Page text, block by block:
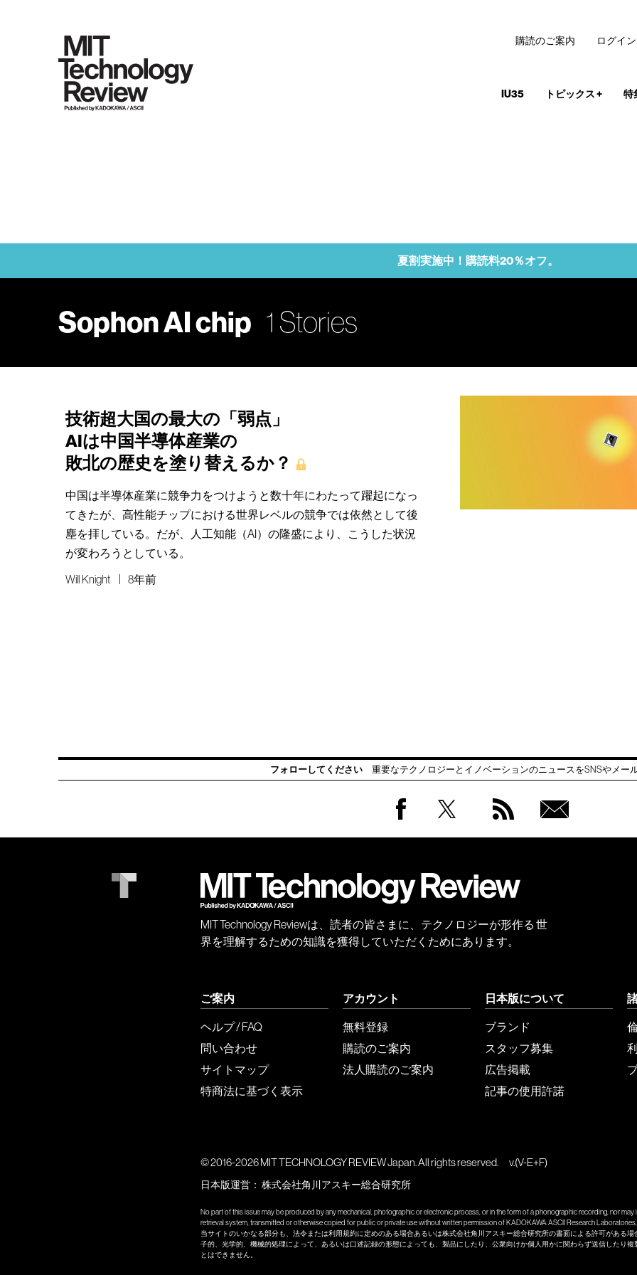
IU35 トピックス+ 特
購読のご案内 ログイン
夏割実施中！購読料20％オフ。
Sophon AI chip 1 Stories
技術超大国の最大の「弱点」
AIは中国半導体産業の
敗北の歴史を塗り替えるか？
中国は半導体産業に競争力をつけようと数十年にわたって躍起になっ
てきたが、高性能チップにおける世界レベルの競争では依然として後
塵を拝している。だが、人工知能（AI）の隆盛により、こうした状況
が変わろうとしている。
Will Knight 8年前
フォローしてください 重要なテクノロジーとイノベーションのニュースをSNSやメー
会員
MIT Technology Reviewは、読者の皆さまに、テクノロジーが形作る 世
界を理解するための知識を獲得していただくためにあります。
ご案内
ヘルプ / FAQ
問い合わせ
サイトマップ
特商法に基づく表示
アカウント
無料登録
購読のご案内
法人購読のご案内
日本版について
ブランド
スタッフ募集
広告掲載
記事の使用許諾
© 2016-2026 MIT TECHNOLOGY REVIEW Japan. All rights reserved. v.(V-E+F)
日本版運営： 株式会社角川アスキー総合研究所
No part of this issue may be produced by any mechanical, photographic or electronic process, or in the form of a phonographic recording, nor may
retrieval system, transmitted or otherwise copied for public or private use without written permission of KADOKAWA ASCII Research Laboratories,
当サイトのいかなる部分も、法令または利用規約に定めのある場合あるいは株式会社角川アスキー総合研究所の書面による許可がある場
子的、光学的、機械的処理によって、あるいは口述記録の形態によっても、製品にしたり、公衆向けか個人用かに関わらず送信したり複
とはできません。